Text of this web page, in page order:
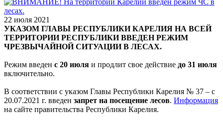
22 июля 2021
УКАЗОМ ГЛАВЫ РЕСПУБЛИКИ КАРЕЛИЯ НА ВСЕЙ
ТЕРРИТОРИИ РЕСПУБЛИКИ ВВЕДЕН РЕЖИМ
ЧРЕЗВЫЧАЙНОЙ СИТУАЦИИ В ЛЕСАХ.
Режим введен с 20 июля и продлит свое действие до 31 июля
включительно.
В соответствии с указом Главы Республики Карелия № 37 – с
20.07.2021 г. введен запрет на посещение лесов. Информация
на сайте правительства Республики Карелия.